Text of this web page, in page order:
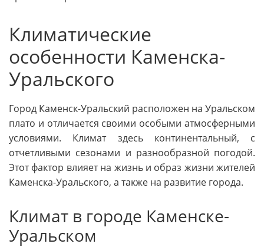
Климатические
особенности Каменска-
Уральского
Город Каменск-Уральский расположен на Уральском
плато и отличается своими особыми атмосферными
условиями. Климат здесь континентальный, с
отчетливыми сезонами и разнообразной погодой.
Этот фактор влияет на жизнь и образ жизни жителей
Каменска-Уральского, а также на развитие города.
Климат в городе Каменске-
Уральском